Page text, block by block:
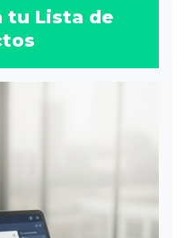
tu Lista de